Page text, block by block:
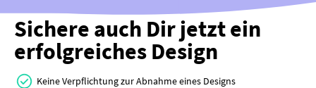
Sichere auch Dir jetzt ein
erfolgreiches Design
Keine Verpflichtung zur Abnahme eines Designs